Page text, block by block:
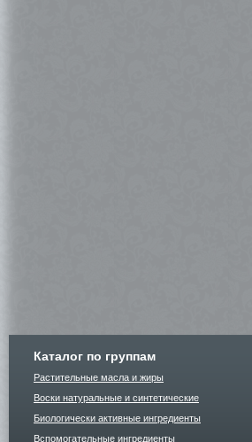
Каталог по группам
Растительные масла и жиры
Воски натуральные и синтетические
Биологически активные ингредиенты
Вспомогательные ингредиенты